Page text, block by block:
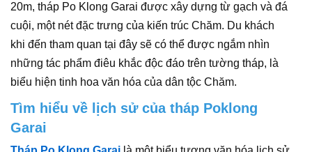
20m, tháp Po Klong Garai được xây dựng từ gạch và đá
cuội, một nét đặc trưng của kiến trúc Chăm. Du khách
khi đến tham quan tại đây sẽ có thể được ngắm nhìn
những tác phẩm điêu khắc độc đáo trên tường tháp, là
biểu hiện tinh hoa văn hóa của dân tộc Chăm.
Tìm hiểu về lịch sử của tháp Poklong
Garai